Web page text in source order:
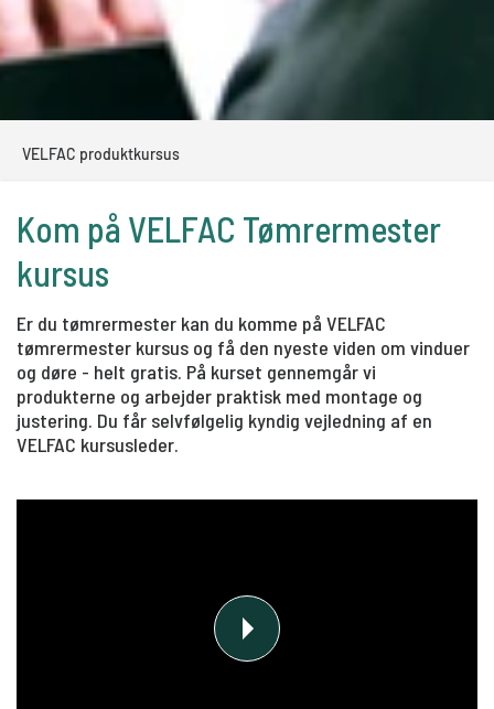
VELFAC produktkursus
Kom på VELFAC Tømrermester
kursus
Er du tømrermester kan du komme på VELFAC
tømrermester kursus og få den nyeste viden om vinduer
og døre - helt gratis. På kurset gennemgår vi
produkterne og arbejder praktisk med montage og
justering. Du får selvfølgelig kyndig vejledning af en
VELFAC kursusleder.